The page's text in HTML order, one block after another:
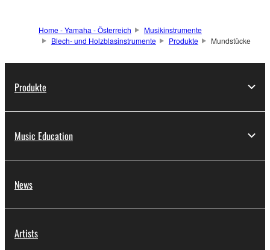
Home - Yamaha - Österreich
Musikinstrumente
Blech- und Holzblasinstrumente
Produkte Mundstücke
Produkte
Music Education
News
Artists